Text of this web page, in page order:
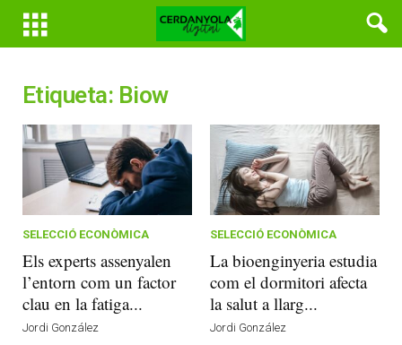
Etiqueta: Biow
SELECCIÓ ECONÒMICA
Els experts assenyalen
l’entorn com un factor
clau en la fatiga...
Jordi González
SELECCIÓ ECONÒMICA
La bioenginyeria estudia
com el dormitori afecta
la salut a llarg...
Jordi González